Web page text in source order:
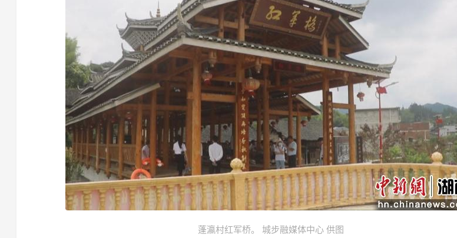
蓬瀛村红军桥。 城步融媒体中心 供图